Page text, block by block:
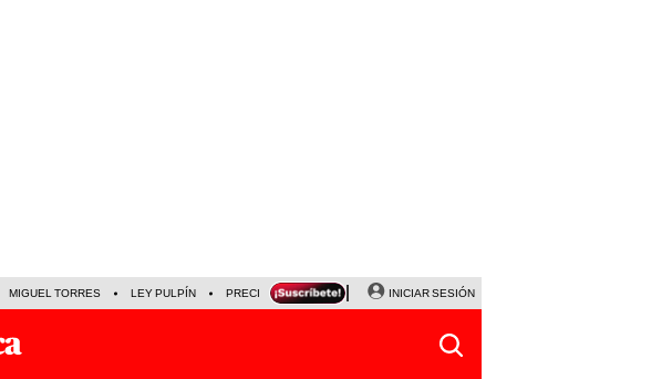
MIGUEL TORRES LEY PULPÍN PRECIO DEL DÓLAR CORTE DE LUZ VIERNES 7 DE AGOSTO
INICIAR SESIÓN